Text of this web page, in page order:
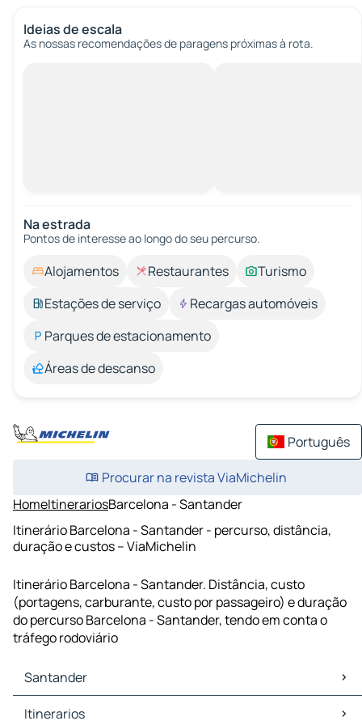
Ideias de escala
As nossas recomendações de paragens próximas à rota.
Na estrada
Pontos de interesse ao longo do seu percurso.
Alojamentos Restaurantes
Turismo
Estações de serviço
Recargas automóveis
Parques de estacionamento
Áreas de descanso
Português
Procurar na revista ViaMichelin
HomeItinerariosBarcelona - Santander
Itinerário Barcelona - Santander - percurso, distância,
duração e custos – ViaMichelin
Itinerário Barcelona - Santander. Distância, custo
(portagens, carburante, custo por passageiro) e duração
do percurso Barcelona - Santander, tendo em conta o
tráfego rodoviário
Santander
Santander Mapas Plantas
Itinerarios